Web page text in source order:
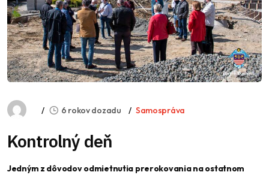
6 rokov dozadu Samospráva
Kontrolný deň
Jedným z dôvodov odmietnutia prerokovania na ostatnom